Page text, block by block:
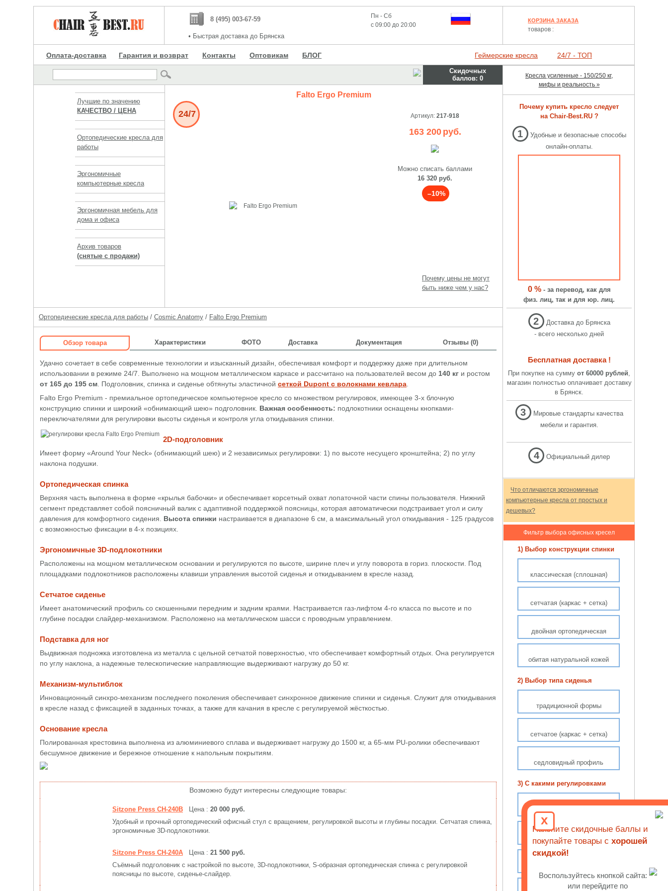
8 (495) 003-67-59
• Быстрая доставка до Брянска
Пн - Сб
с 09:00 до 20:00
КОРЗИНА ЗАКАЗА
товаров :
Оплата-доставка Гарантия и возврат Контакты Оптовикам БЛОГ Геймерские кресла 24/7 - ТОП
Скидочных
баллов: 0
Лучшие по значению
КАЧЕСТВО / ЦЕНА
Ортопедические кресла для
работы
Эргономичные
компьютерные кресла
Эргономичная мебель для
дома и офиса
Архив товаров
(снятые с продажи)
Почему цены не могут
быть ниже чем у нас?
Falto Ergo Premium
24/7 Артикул: 217-918
163 200 руб.
Можно списать баллами
16 320 руб.
–10%
Ортопедические кресла для работы / Cosmic Anatomy / Falto Ergo Premium
Обзор товара Характеристики ФОТО Доставка Документация Отзывы (0)
Удачно сочетает в себе современные технологии и изысканный дизайн, обеспечивая комфорт и поддержку даже при длительном
использовании в режиме 24/7. Выполнено на мощном металлическом каркасе и рассчитано на пользователей весом до 140 кг и ростом
от 165 до 195 см . Подголовник, спинка и сиденье обтянуты эластичной сеткой Dupont с волокнами кевлара
Falto Ergo Premium - премиальное ортопедическое компьютерное кресло со множеством регулировок, имеющее 3-х блочную
конструкцию спинки и широкий «обнимающий шею» подголовник. Важная особенность: подлокотники оснащены кнопками-
переключателями для регулировки высоты сиденья и контроля угла откидывания спинки.
2D-подголовник
Имеет форму «Around Your Neck» (обнимающий шею) и 2 независимых регулировки: 1) по высоте несущего кронштейна; 2) по углу
наклона подушки.
Ортопедическая спинка
Верхняя часть выполнена в форме «крылья бабочки» и обеспечивает корсетный охват лопаточной части спины пользователя. Нижний
сегмент представляет собой поясничный валик с адаптивной поддержкой поясницы, которая автоматически подстраивает угол и силу
давления для комфортного сидения. Высота спинки настраивается в диапазоне 6 см, а максимальный угол откидывания - 125 градусов
с возможностью фиксации в 4-х позициях.
Эргономичные 3D-подлокотники
Расположены на мощном металлическом основании и регулируются по высоте, ширине плеч и углу поворота в гориз. плоскости. Под
площадками подлокотников расположены клавиши управления высотой сиденья и откидыванием в кресле назад.
Сетчатое сиденье
Имеет анатомический профиль со скошенными передним и задним краями. Настраивается газ-лифтом 4-го класса по высоте и по
глубине посадки слайдер-механизмом. Расположено на металлическом шасси с проводным управлением.
Подставка для ног
Выдвижная подножка изготовлена из металла с цельной сетчатой поверхностью, что обеспечивает комфортный отдых. Она регулируется
по углу наклона, а надежные телескопические направляющие выдерживают нагрузку до 50 кг.
Механизм-мультиблок
Инновационный синхро-механизм последнего поколения обеспечивает синхронное движение спинки и сиденья. Служит для откидывания
в кресле назад с фиксацией в заданных точках, а также для качания в кресле с регулируемой жёсткостью.
Основание кресла
Полированная крестовина выполнена из алюминиевого сплава и выдерживает нагрузку до 1500 кг, а 65-мм PU-ролики обеспечивают
бесшумное движение и бережное отношение к напольным покрытиям.
Возможно будут интересны следующие товары:
Sitzone Press CH-240B Цена : 20 000 руб.
Удобный и прочный ортопедический офисный стул с вращением, регулировкой высоты и глубины посадки. Сетчатая спинка,
эргономичные 3D-подлокотники.
Sitzone Press CH-240A Цена : 21 500 руб.
Съёмный подголовник с настройкой по высоте, 3D-подлокотники, S-образная ортопедическая спинка c регулировкой
поясницы по высоте, сиденье-слайдер.
Кресла усиленные - 150/250 кг,
мифы и реальность »
Почему купить кресло следует
на Chair-Best.RU ?
1
Удобные и безопасные способы
онлайн-оплаты.
0 %- за перевод, как для
физ. лиц, так и для юр. лиц.
2
Доставка до Брянска
- всего несколько дней
Бесплатная доставка !
При покупке на сумму от 60000 рублей,
магазин полностью оплачивает доставку
в Брянск.
3
Мировые стандарты качества
мебели и гарантия.
4 Официальный дилер
Что отличаются эргономичные
компьютерные кресла от простых и
дешевых?
Фильтр выбора офисных кресел
1) Выбор конструкции спинки
классическая (сплошная)
сетчатая (каркас + сетка)
двойная ортопедическая
обитая натуральной кожей
2) Выбор типа сиденья
традиционной формы
сетчатое (каркас + сетка)
седловидный профиль
3) С какими регулировками
настройка высоты спинки
поясничный упор
x
Накопите скидочные баллы и
покупайте товары с хорошей
скидкой!
Воспользуйтесь кнопкой сайта:
или перейдите по